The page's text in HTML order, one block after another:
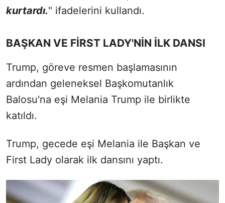
kurtardı." ifadelerini kullandı.
BAŞKAN VE FİRST LADY'NİN İLK DANSI
Trump, göreve resmen başlamasının
ardından geleneksel Başkomutanlık
Balosu'na eşi Melania Trump ile birlikte
katıldı.
Trump, gecede eşi Melania ile Başkan ve
First Lady olarak ilk dansını yaptı.